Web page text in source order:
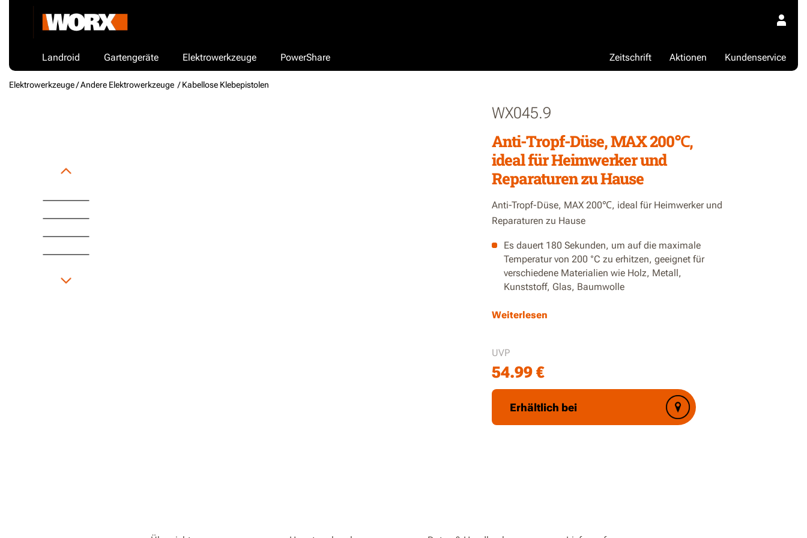
Landroid Gartengeräte Elektrowerkzeuge PowerShare Kundenservice
Aktionen
Zeitschrift
Elektrowerkzeuge /Andere Elektrowerkzeuge / Kabellose Klebepistolen
WX045.9
Anti-Tropf-Düse, MAX 200℃,
ideal für Heimwerker und
Reparaturen zu Hause
Anti-Tropf-Düse, MAX 200℃, ideal für Heimwerker und
Reparaturen zu Hause
Es dauert 180 Sekunden, um auf die maximale
Temperatur von 200 °C zu erhitzen, geeignet für
verschiedene Materialien wie Holz, Metall,
Kunststoff, Glas, Baumwolle
Die Pistolendüse hat eine gute Konsistenz und
Für mehr Sicherheit schaltet sich die Klebepistole
und ist mit allen 11-mm-Marken kompatibel.
Verlängerte Laufzeit - ein 2,0Ah-Akku ermöglicht das
Weiterlesen
UVP
54.99€
Erhältlich bei